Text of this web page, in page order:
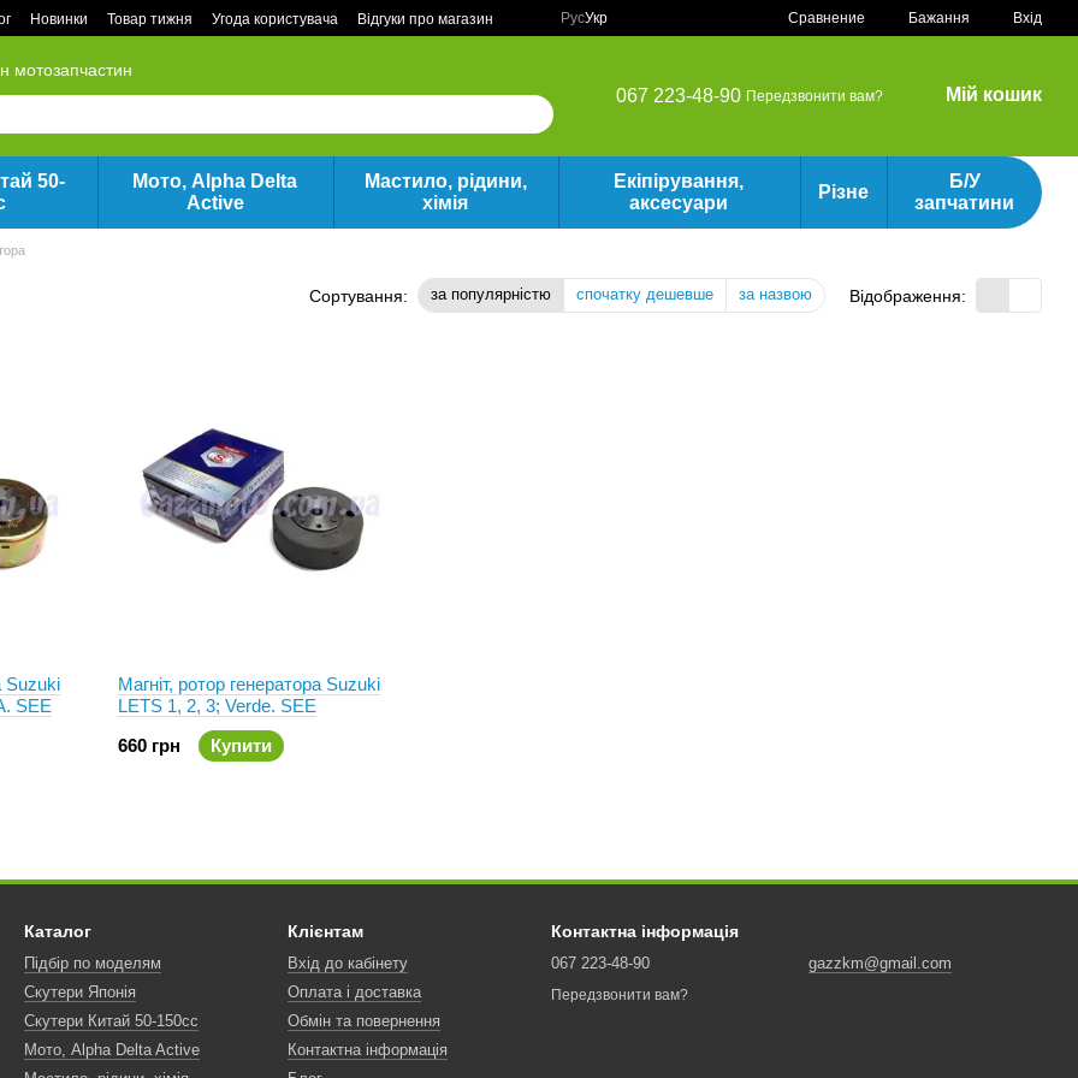
Новинки Товар тижня Угода користувача Відгуки про магазин РусУкр Сравнение Бажання Вхід
мотозапчастин
067 223-48-90 Передзвонити вам? Мій кошик
50-
Мото, Alpha Delta
Active
Мастило, рідини,
хімія
Екіпірування,
аксесуари
Різне
Б/У
запчатини
Сортування: за популярністю спочатку дешевше за назвою Відображення:
Suzuki
SEE
Магніт, ротор генератора Suzuki
LETS 1, 2, 3; Verde. SEE
660 грн
Купити
Каталог
Підбір по моделям
Скутери Японія
Скутери Китай 50-150сс
Мото, Alpha Delta Active
Клієнтам
Вхід до кабінету
Оплата і доставка
Обмін та повернення
Контактна інформація
Контактна інформація
067 223-48-90
Передзвонити вам?
gazzkm@gmail.com